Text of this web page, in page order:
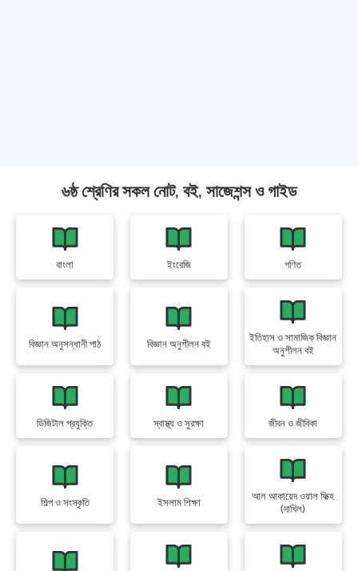
৬ষ্ঠ শ্রেণির সকল নোট, বই, সাজেশন্স ও গাইড
বাংলা ইংরেজি গণিত
বিজ্ঞান অনুসন্ধানী পাঠ বিজ্ঞান অনুশীলন বই
ইতিহাস ও সামাজিক বিজ্ঞান
অনুশীলন বই
ডিজিটাল প্রযুক্তি স্বাস্থ্য ও সুরক্ষা জীবন ও জীবিকা
শিল্প ও সংস্কৃতি ইসলাম শিক্ষা
আল আকায়েদ ওয়াল ফিক্হ
(দাখিল)